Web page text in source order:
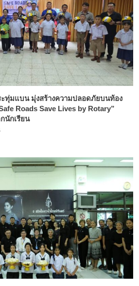
ะทุ่มแบน มุ่งสร้างความปลอดภัยบนท้อง
Roads Save Lives by Rotary”
นักเรียน